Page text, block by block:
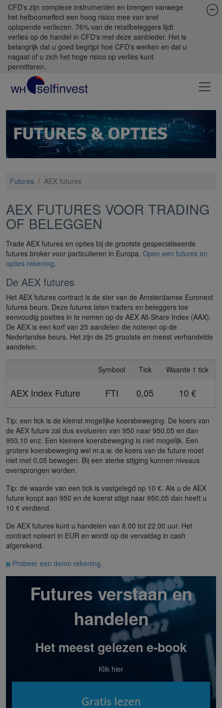
CFD's zijn complexe instrumenten en brengen vanwege
het hefboomeffect een hoog risico mee van snel
oplopende verliezen. 76% van de retailbeleggers lijdt
verlies op de handel in CFD's met deze aanbieder. Het is
belangrijk dat u goed begrijpt hoe CFD's werken en dat u
nagaat of u zich het hoge risico op verlies kunt
permitteren.
Futures / AEX futures
AEX FUTURES VOOR TRADING
OF BELEGGEN
Trade AEX futures en opties bij de grootste gespecialiseerde
futures broker voor particulieren in Europa. Open een futures en
opties rekening.
De AEX futures
Het AEX futures contract is de ster van de Amsterdamse Euronext
futures beurs. Deze futures laten traders en beleggers toe
eenvoudig posities in te nemen op de AEX All-Share Index (AAX).
De AEX is een korf van 25 aandelen die noteren op de
Nederlandse beurs. Het zijn de 25 grootste en meest verhandelde
aandelen.
Symbool Tick Waarde 1 tick
AEX Index Future FTI 0,05 10 €
Tip: een tick is de kleinst mogelijke koersbeweging. De koers van
de AEX future zal dus evolueren van 950 naar 950,05 en dan
950,10 enz. Een kleinere koersbeweging is niet mogelijk. Een
grotere koersbeweging wel m.a.w. de koers van de future moet
niet met 0,05 bewegen. Bij een sterke stijging kunnen niveaus
oversprongen worden.
Tip: de waarde van een tick is vastgelegd op 10 €. Als u de AEX
future koopt aan 950 en de koerst stijgt naar 950,05 dan heeft u
10 € verdiend.
De AEX futures kunt u handelen van 8.00 tot 22.00 uur. Het
contract noteert in EUR en wordt op de vervaldag in cash
afgerekend.
Probeer een demo rekening.
Futures verstaan en
handelen
Het meest gelezen e-book
Klik hier